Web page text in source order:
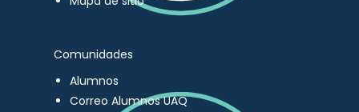
Comunidades
Alumnos
Correo Alumnos UAQ